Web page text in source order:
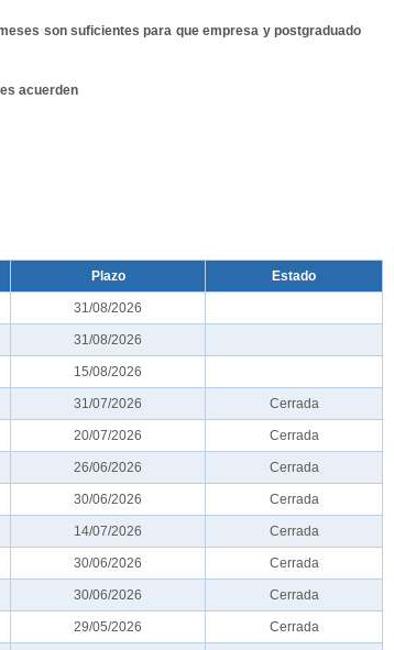
son suficientes para que empresa y postgraduado
acuerden
Plazo Estado
31/08/2026
31/08/2026
15/08/2026
31/07/2026 Cerrada
20/07/2026 Cerrada
26/06/2026 Cerrada
30/06/2026 Cerrada
14/07/2026 Cerrada
30/06/2026 Cerrada
30/06/2026 Cerrada
29/05/2026 Cerrada